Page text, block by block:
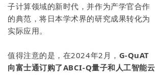
子计算领域的新时代，并作为产学官合作
的典范，将日本学术界的研究成果转化为
实际应用。
值得注意的是，在2024年2月， G-QuAT
向富士通订购了ABCI-Q量子和人工智能云